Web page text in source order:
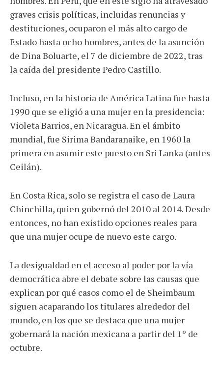
graves crisis políticas, incluidas renuncias y
destituciones, ocuparon el más alto cargo de
Estado hasta ocho hombres, antes de la asunción
de Dina Boluarte, el 7 de diciembre de 2022, tras
la caída del presidente Pedro Castillo.
Incluso, en la historia de América Latina fue hasta
1990 que se eligió a una mujer en la presidencia:
Violeta Barrios, en Nicaragua. En el ámbito
mundial, fue Sirima Bandaranaike, en 1960 la
primera en asumir este puesto en Sri Lanka (antes
Ceilán).
En Costa Rica, solo se registra el caso de Laura
Chinchilla, quien gobernó del 2010 al 2014. Desde
entonces, no han existido opciones reales para
que una mujer ocupe de nuevo este cargo.
La desigualdad en el acceso al poder por la vía
democrática abre el debate sobre las causas que
explican por qué casos como el de Sheimbaum
siguen acaparando los titulares alrededor del
mundo, en los que se destaca que una mujer
gobernará la nación mexicana a partir del 1º de
octubre.